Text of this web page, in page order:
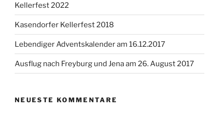
Kellerfest 2022
Kasendorfer Kellerfest 2018
Lebendiger Adventskalender am 16.12.2017
Ausflug nach Freyburg und Jena am 26. August 2017
NEUESTE KOMMENTARE